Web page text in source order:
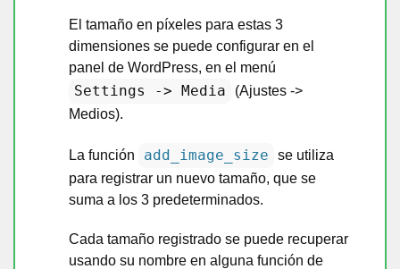
El tamaño en píxeles para estas 3
dimensiones se puede configurar en el
panel de WordPress, en el menú
Settings -> Media
(Ajustes ->
Medios).
La función add_image_size
se utiliza
para registrar un nuevo tamaño, que se
suma a los 3 predeterminados.
Cada tamaño registrado se puede recuperar
usando su nombre en alguna función de